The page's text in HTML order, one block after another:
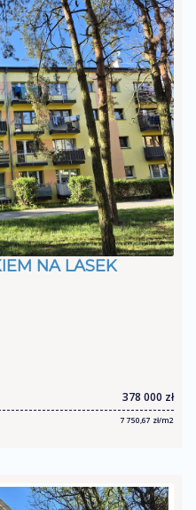
NA LASEK
378 000 zł
7 750,67 zł/m2